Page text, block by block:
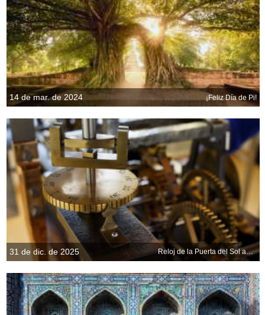
14 de mar. de 2024 ¡Feliz Día de Pi!
31 de dic. de 2025 Reloj de la Puerta del Sol antes de Nochevieja, Madrid